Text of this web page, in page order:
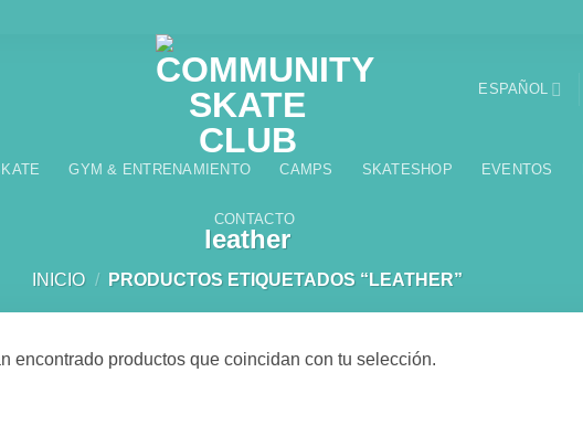
ESPAÑOL
GYM & ENTRENAMIENTO CAMPS SKATESHOP EVENTOS
CONTACTO
leather
INICIO / PRODUCTOS ETIQUETADOS “LEATHER”
encontrado productos que coincidan con tu selección.